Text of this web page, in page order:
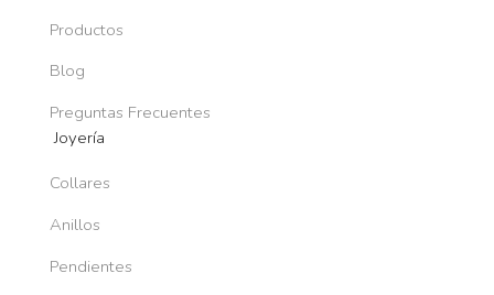
Productos
Blog
Preguntas Frecuentes
Joyería
Collares
Anillos
Pendientes